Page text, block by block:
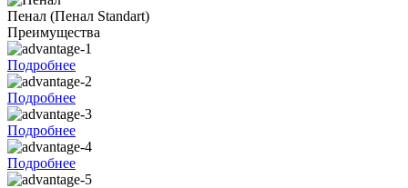
Пенал (Пенал Standart)
Преимущества
Подробнее
Подробнее
Подробнее
Подробнее